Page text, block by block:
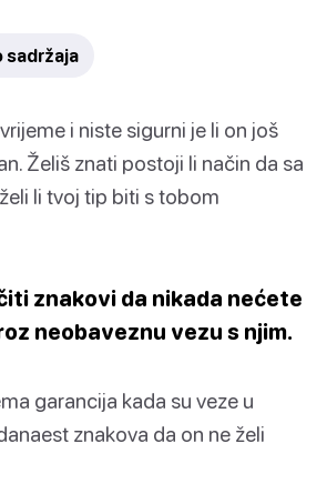
sadržaja
i niste sigurni je li on još
Želiš znati postoji li način da sa
li tvoj tip biti s tobom
znakovi da nikada nećete
neobaveznu vezu s njim.
garancija kada su veze u
znakova da on ne želi